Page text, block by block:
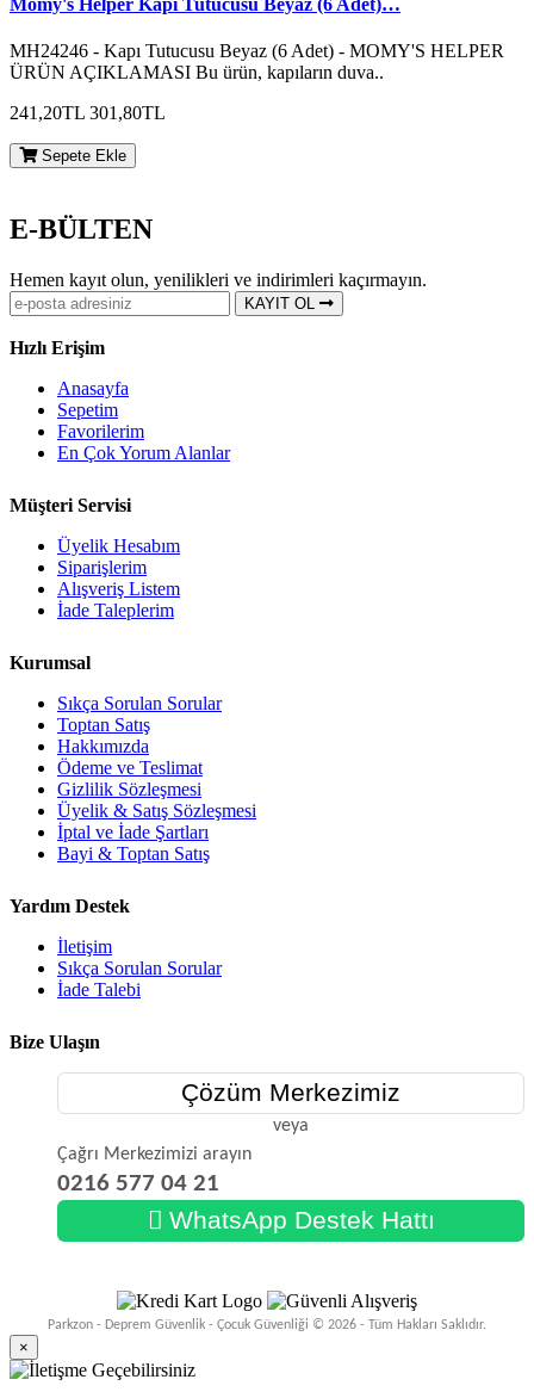
MH24246 - Kapı Tutucusu Beyaz (6 Adet) - MOMY'S HELPER
ÜRÜN AÇIKLAMASI Bu ürün, kapıların duva..
241,20TL 301,80TL
Sepete Ekle
E-BÜLTEN
Hemen kayıt olun, yenilikleri ve indirimleri kaçırmayın.
KAYIT OL
Hızlı Erişim
Anasayfa
Sepetim
Favorilerim
En Çok Yorum Alanlar
Müşteri Servisi
Üyelik Hesabım
Siparişlerim
Alışveriş Listem
İade Taleplerim
Kurumsal
Sıkça Sorulan Sorular
Toptan Satış
Hakkımızda
Ödeme ve Teslimat
Gizlilik Sözleşmesi
Üyelik & Satış Sözleşmesi
İptal ve İade Şartları
Bayi & Toptan Satış
Yardım Destek
İletişim
Sıkça Sorulan Sorular
İade Talebi
Bize Ulaşın
Çözüm Merkezimiz
veya
Çağrı Merkezimizi arayın
0216 577 04 21
WhatsApp Destek Hattı
Parkzon - Deprem Güvenlik - Çocuk Güvenliği © 2026 - Tüm Hakları Saklıdır.
×